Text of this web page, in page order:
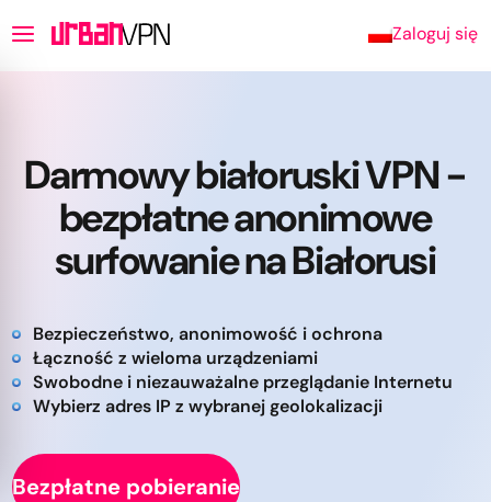
Zaloguj się
Darmowy białoruski VPN -
bezpłatne anonimowe
surfowanie na Białorusi
Bezpieczeństwo, anonimowość i ochrona
Łączność z wieloma urządzeniami
Swobodne i niezauważalne przeglądanie Internetu
Wybierz adres IP z wybranej geolokalizacji
Bezpłatne pobieranie